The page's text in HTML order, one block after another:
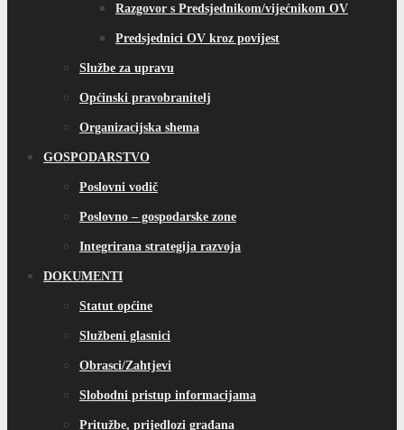
Razgovor s Predsjednikom/vijećnikom OV
Predsjednici OV kroz povijest
Službe za upravu
Općinski pravobranitelj
Organizacijska shema
GOSPODARSTVO
Poslovni vodič
Poslovno – gospodarske zone
Integrirana strategija razvoja
DOKUMENTI
Statut općine
Službeni glasnici
Obrasci/Zahtjevi
Slobodni pristup informacijama
Pritužbe, prijedlozi građana